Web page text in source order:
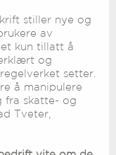
stiller nye og
av
kun tillatt å
og
setter.
å manipulere
fra skatte- og
Tveter,